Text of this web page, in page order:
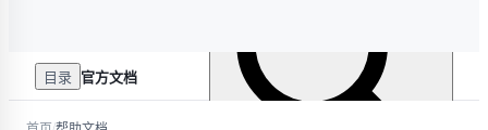
目录 官方文档